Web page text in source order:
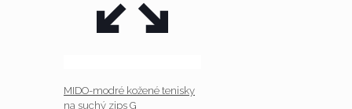
MIDO-modré kožené tenisky
na suchý zips G